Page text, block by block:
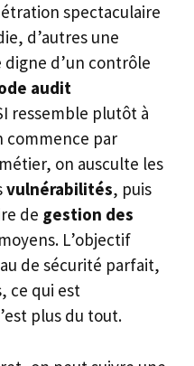
spectaculaire
d’autres une
d’un contrôle
audit
ressemble plutôt à
commence par
on ausculte les
vulnérabilités, puis
de gestion des
L’objectif
de sécurité parfait,
ce qui est
plus du tout.